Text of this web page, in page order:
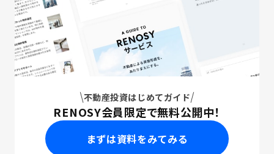
不動産投資はじめてガイド
RENOSY会員限定で無料公開中！
まずは資料をみてみる